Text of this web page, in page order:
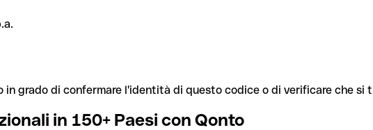
in grado di confermare l'identità di questo codice o di verificare che
in 150+ Paesi con Qonto